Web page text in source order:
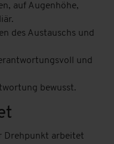
auf Augenhöhe,
des Austauschs und
und
bewusst.
Drehpunkt arbeitet